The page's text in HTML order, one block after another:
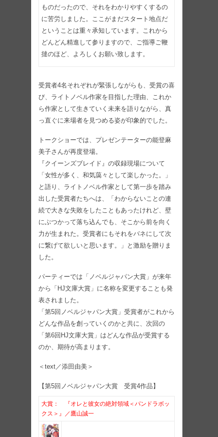
ものだったので、それをわかりやすくするの
に苦労しました。ここがまだスタート地点だ
ということは重々承知しています。これから
どんどん精進して参りますので、ご指導ご鞭
撻のほど、よろしくお願い致します。
受賞者4名それぞれが緊張しながらも、受賞の喜
び、ライトノベル作家を目指した理由、これか
ら作家として生きていく未来を語りながら、真
っ直ぐに来場者を見つめる姿が印象的でした。
トークショーでは、プレゼンテーターの能登麻
美子さんが再度登場。
『クイーンズブレイド』の収録現場について
「女性が多く、和気藹々として楽しかった。」
と語り、ライトノベル作家として第一歩を踏み
出した受賞者たちへは、「わからないことの連
続で大きな失敗をしたこともあったけれど、壁
にぶつかって落ち込んでも、そこから前を向く
力が生まれた。受賞者にもそれをバネにして次
に繋げて欲しいと思います。」と激励を贈りま
した。
パーティーでは「ノベルジャパン大賞」が来年
から「HJ文庫大賞」に名称を変更することも発
表されました。
「第5回ノベルジャパン大賞」受賞者がこれから
どんな作品を創っていくのかと共に、次回の
「第6回HJ文庫大賞」はどんな作品が受賞する
のか、期待が高まります。
＜text／添田由美＞
【第5回ノベルジャパン大賞 受賞4作品】
大賞： 『オレと彼女の絶対領域＜パンドラボッ
クス＞』／鷹山誠一